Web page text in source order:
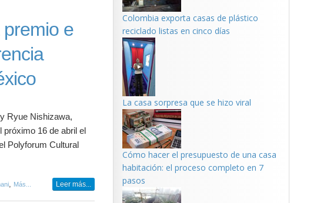
premio e
Ryue Nishizawa,
16 de abril el
Polyforum Cultural
, Más... Leer más...
Colombia exporta casas de plástico
reciclado listas en cinco días
La casa sorpresa que se hizo viral
Cómo hacer el presupuesto de una casa
habitación: el proceso completo en 7
pasos